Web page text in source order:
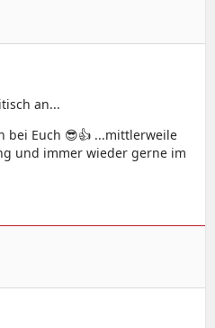
an...
bei Euch 😎👍 ...mittlerweile
und immer wieder gerne im